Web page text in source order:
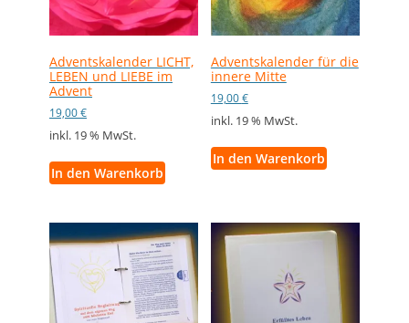
Adventskalender LICHT,
LEBEN und LIEBE im
Advent
19,00€
inkl. 19 % MwSt.
In den Warenkorb
Adventskalender für die
innere Mitte
19,00€
inkl. 19 % MwSt.
In den Warenkorb